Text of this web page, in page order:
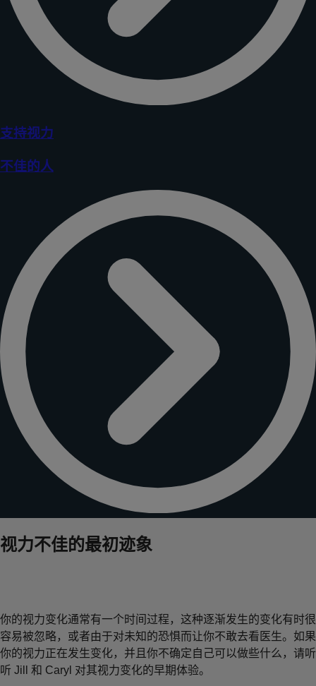
支持视力
不佳的人
视力不佳的最初迹象
你的视力变化通常有一个时间过程，这种逐渐发生的变化有时很
容易被忽略，或者由于对未知的恐惧而让你不敢去看医生。如果
你的视力正在发生变化，并且你不确定自己可以做些什么，请听
听 Jill 和 Caryl 对其视力变化的早期体验。